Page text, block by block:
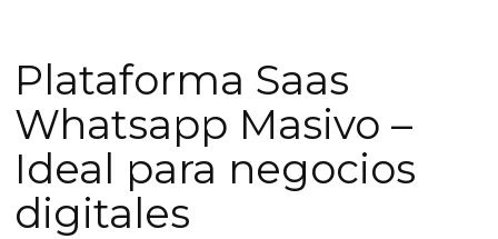
Plataforma Saas
Whatsapp Masivo –
Ideal para negocios
digitales